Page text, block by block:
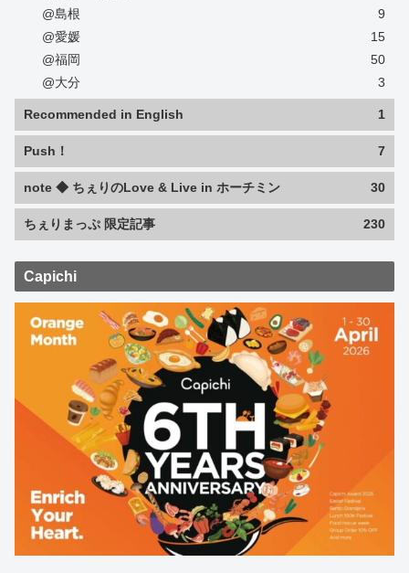
@島根
9
@愛媛
15
@福岡
50
@大分
3
Recommended in English 1
Push！ 7
note ◆ ちぇりのLove & Live in ホーチミン 30
ちぇりまっぷ 限定記事 230
Capichi